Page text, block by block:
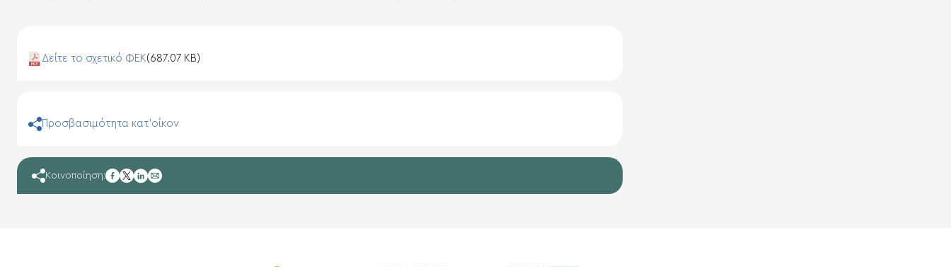
Δείτε το σχετικό ΦΕΚ(687.07 KB)
Προσβασιμότητα κατ'οίκον
Κοινοποίηση: facebook
twitter
linkedin
mail